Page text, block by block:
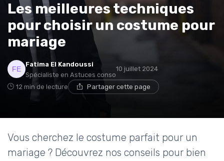
Les meilleures techniques
pour choisir un costume pour
mariage
Fatima El Kandoussi
Spécialiste en Astuces conso
10 juillet 2024
12 min de lecture Partager cette page
Vous cherchez le costume parfait pour un
mariage ? Découvrez nos conseils pour bien